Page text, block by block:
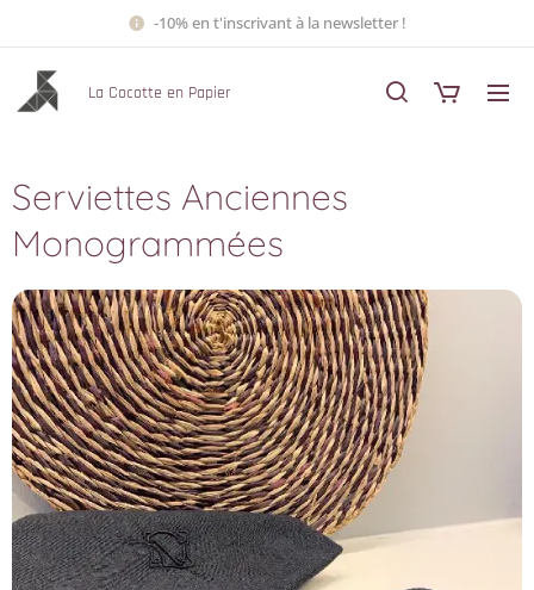
-10% en t'inscrivant à la newsletter !
La Cocotte en Papier
Serviettes Anciennes
Monogrammées